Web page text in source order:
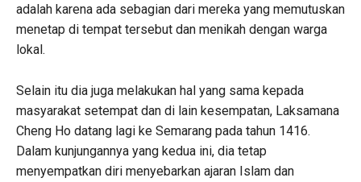
adalah karena ada sebagian dari mereka yang memutuskan
menetap di tempat tersebut dan menikah dengan warga
lokal.
Selain itu dia juga melakukan hal yang sama kepada
masyarakat setempat dan di lain kesempatan, Laksamana
Cheng Ho datang lagi ke Semarang pada tahun 1416.
Dalam kunjungannya yang kedua ini, dia tetap
menyempatkan diri menyebarkan ajaran Islam dan